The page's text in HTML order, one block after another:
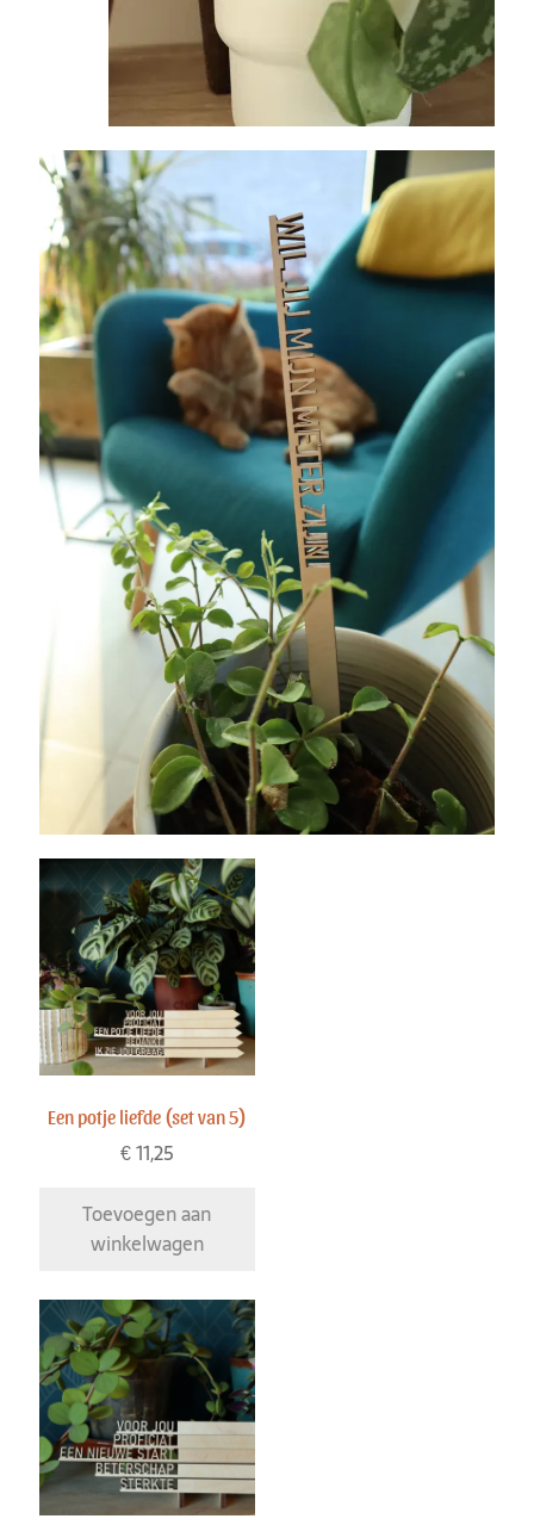
Een potje liefde (set van 5)
€11,25
Toevoegen aan
winkelwagen